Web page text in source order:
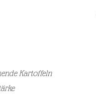
Kartoffeln